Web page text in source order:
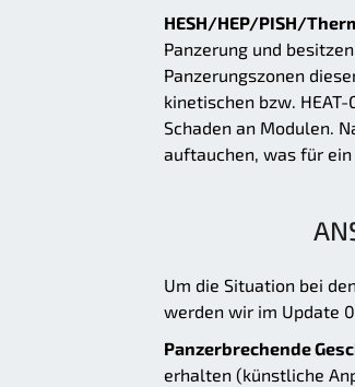
HESH/HEP/PISH/
Panzerung und
Panzerungszonen
kinetischen bzw.
Schaden an Modulen.
auftauchen, was für
Um die Situation bei
werden wir im Update
Panzerbrechende
erhalten (künstliche